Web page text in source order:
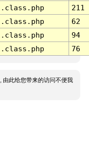
211
62
94
76
由此给您带来的访问不便我